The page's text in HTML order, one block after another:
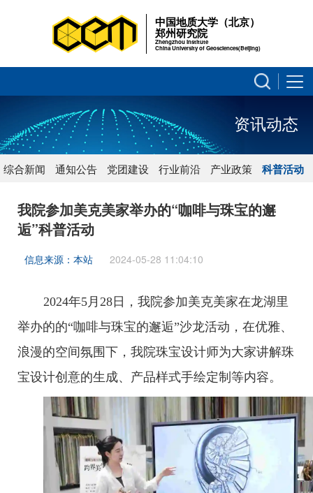
中国地质大学（北京）
郑州研究院
Zhengzhou Institute
China University of Geosciences(Beijing)
资讯动态
综合新闻 通知公告 党团建设 行业前沿 产业政策 科普活动
我院参加美克美家举办的“咖啡与珠宝的邂
逅”科普活动
信息来源：本站 2024-05-28 11:04:10
2024年5月28日 ，我院参加美克美家在龙湖里
举办的的“咖啡与珠宝的邂逅”沙龙活动 ，在优雅、
浪漫的空间氛围下， 我院珠宝设计师为大家讲解珠
宝设计创意的生成、产品样式手绘定制 等内容。